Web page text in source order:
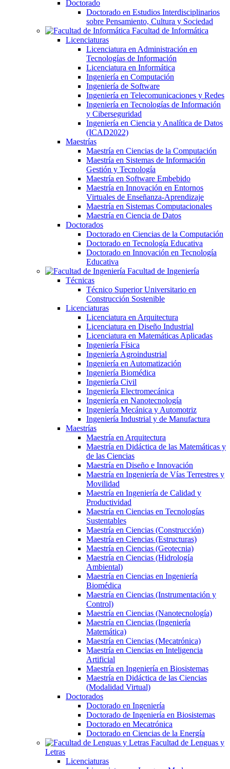
Doctorado
Doctorado en Estudios Interdisciplinarios
sobre Pensamiento, Cultura y Sociedad
Facultad de Informática
Licenciaturas
Licenciatura en Administración en
Tecnologías de Información
Licenciatura en Informática
Ingeniería en Computación
Ingeniería de Software
Ingeniería en Telecomunicaciones y Redes
Ingeniería en Tecnologías de Información
y Ciberseguridad
Ingeniería en Ciencia y Analítica de Datos
(ICAD2022)
Maestrías
Maestría en Ciencias de la Computación
Maestría en Sistemas de Información
Gestión y Tecnología
Maestría en Software Embebido
Maestría en Innovación en Entornos
Virtuales de Enseñanza-Aprendizaje
Maestría en Sistemas Computacionales
Maestría en Ciencia de Datos
Doctorados
Doctorado en Ciencias de la Computación
Doctorado en Tecnología Educativa
Doctorado en Innovación en Tecnología
Educativa
Facultad de Ingeniería
Técnicas
Técnico Superior Universitario en
Construcción Sostenible
Licenciaturas
Licenciatura en Arquitectura
Licenciatura en Diseño Industrial
Licenciatura en Matemáticas Aplicadas
Ingeniería Física
Ingeniería Agroindustrial
Ingeniería en Automatización
Ingeniería Biomédica
Ingeniería Civil
Ingeniería Electromecánica
Ingeniería en Nanotecnología
Ingeniería Mecánica y Automotriz
Ingeniería Industrial y de Manufactura
Maestrías
Maestría en Arquitectura
Maestría en Didáctica de las Matemáticas y
de las Ciencias
Maestría en Diseño e Innovación
Maestría en Ingeniería de Vías Terrestres y
Movilidad
Maestría en Ingeniería de Calidad y
Productividad
Maestría en Ciencias en Tecnologías
Sustentables
Maestría en Ciencias (Construcción)
Maestría en Ciencias (Estructuras)
Maestría en Ciencias (Geotecnia)
Maestría en Ciencias (Hidrología
Ambiental)
Maestría en Ciencias en Ingeniería
Biomédica
Maestría en Ciencias (Instrumentación y
Control)
Maestría en Ciencias (Nanotecnología)
Maestría en Ciencias (Ingeniería
Matemática)
Maestría en Ciencias (Mecatrónica)
Maestría en Ciencias en Inteligencia
Artificial
Maestría en Ingeniería en Biosistemas
Maestría en Didáctica de las Ciencias
(Modalidad Virtual)
Doctorados
Doctorado en Ingeniería
Doctorado de Ingeniería en Biosistemas
Doctorado en Mecatrónica
Doctorado en Ciencias de la Energía
Facultad de Lenguas y
Letras
Licenciaturas